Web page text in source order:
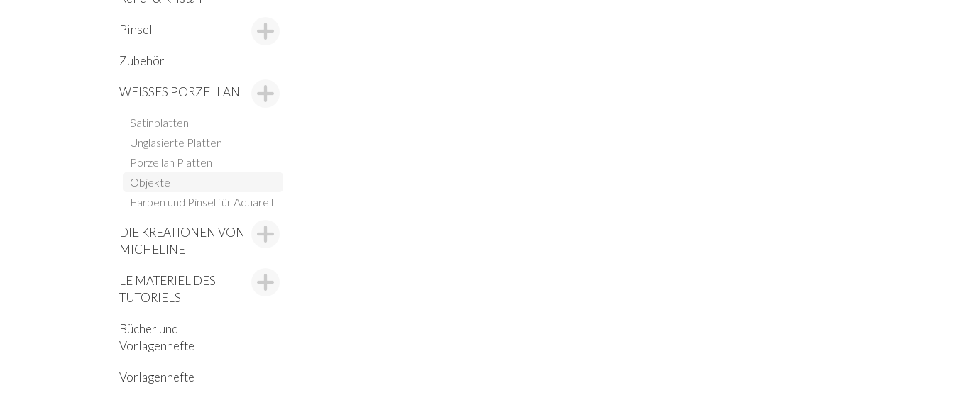
Pinsel
Zubehör
WEISSES PORZELLAN
Satinplatten
Unglasierte Platten
Porzellan Platten
Objekte
Farben und Pinsel für Aquarell
DIE KREATIONEN VON
MICHELINE
LE MATERIEL DES
TUTORIELS
Bücher und
Vorlagenhefte
Vorlagenhefte